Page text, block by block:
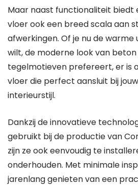
Maar naast functionaliteit biedt
vloer ook een breed scala aan
afwerkingen. Of je nu de
wilt, de moderne look van beton
tegelmotieven prefereert, er is
vloer die perfect aansluit bij
interieurstijl.
Dankzij de innovatieve
gebruikt bij de productie van
zijn ze ook eenvoudig te
onderhouden. Met minimale
jarenlang genieten van een